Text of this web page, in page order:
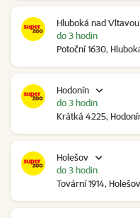
Hluboká nad Vltavou
Potoční 1630,
do 3 hodin
Hodonín
Krátká 4225,
do 3 hodin
Holešov
Tovární 1914, Holešov
do 3 hodin